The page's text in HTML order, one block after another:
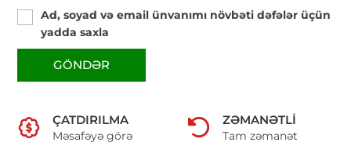
Ad, soyad və email ünvanımı növbəti dəfələr üçün
yadda saxla
GÖNDƏR
ÇATDIRILMA
Məsafəyə görə
ZƏMANƏTLI
Tam zəmanət